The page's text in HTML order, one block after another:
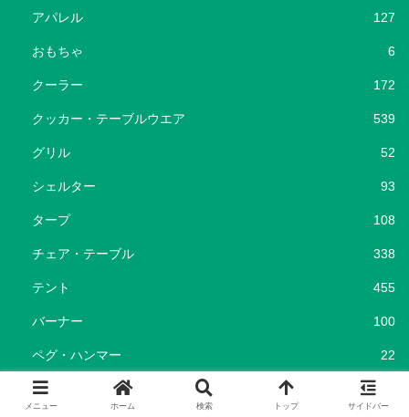
アパレル 127
おもちゃ 6
クーラー 172
クッカー・テーブルウエア 539
グリル 52
シェルター 93
タープ 108
チェア・テーブル 338
テント 455
バーナー 100
ペグ・ハンマー 22
ポータブル電源
メニュー ホーム 検索 トップ サイドバー